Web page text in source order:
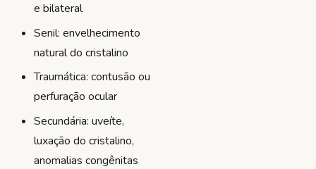
e bilateral
Senil: envelhecimento
natural do cristalino
Traumática: contusão ou
perfuração ocular
Secundária: uveíte,
luxação do cristalino,
anomalias congênitas